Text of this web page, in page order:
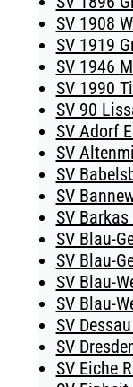
SV 1908
SV 1919
SV 1946
SV 1990
SV 90
SV Adorf
SV
SV
SV
SV
SV Blau-
SV Blau-
SV Blau-
SV Blau-
SV
SV
SV Eiche